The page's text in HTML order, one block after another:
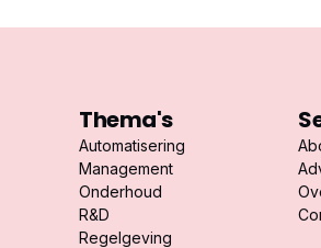
Thema's
Automatisering
Management
Onderhoud
R&D
Regelgeving